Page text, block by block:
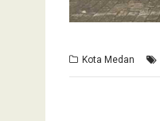
Kota Medan